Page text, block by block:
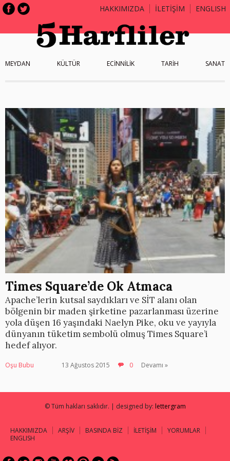
HAKKIMIZDA İLETİŞİM ENGLISH
MEYDAN KÜLTÜR ECİNNİLİK TARİH SANAT
Times Square’de Ok Atmaca
Apache’lerin kutsal saydıkları ve SİT alanı olan
bölgenin bir maden şirketine pazarlanması üzerine
yola düşen 16 yaşındaki Naelyn Pike, oku ve yayıyla
dünyanın tüketim sembolü olmuş Times Square’i
hedef alıyor.
Oşu Bubu 13 Ağustos 2015 0 Devamı »
© Tüm hakları saklıdır. | designed by: lettergram
HAKKIMIZDA ARŞİV BASINDA BİZ İLETİŞİM
YORUMLAR
ENGLISH